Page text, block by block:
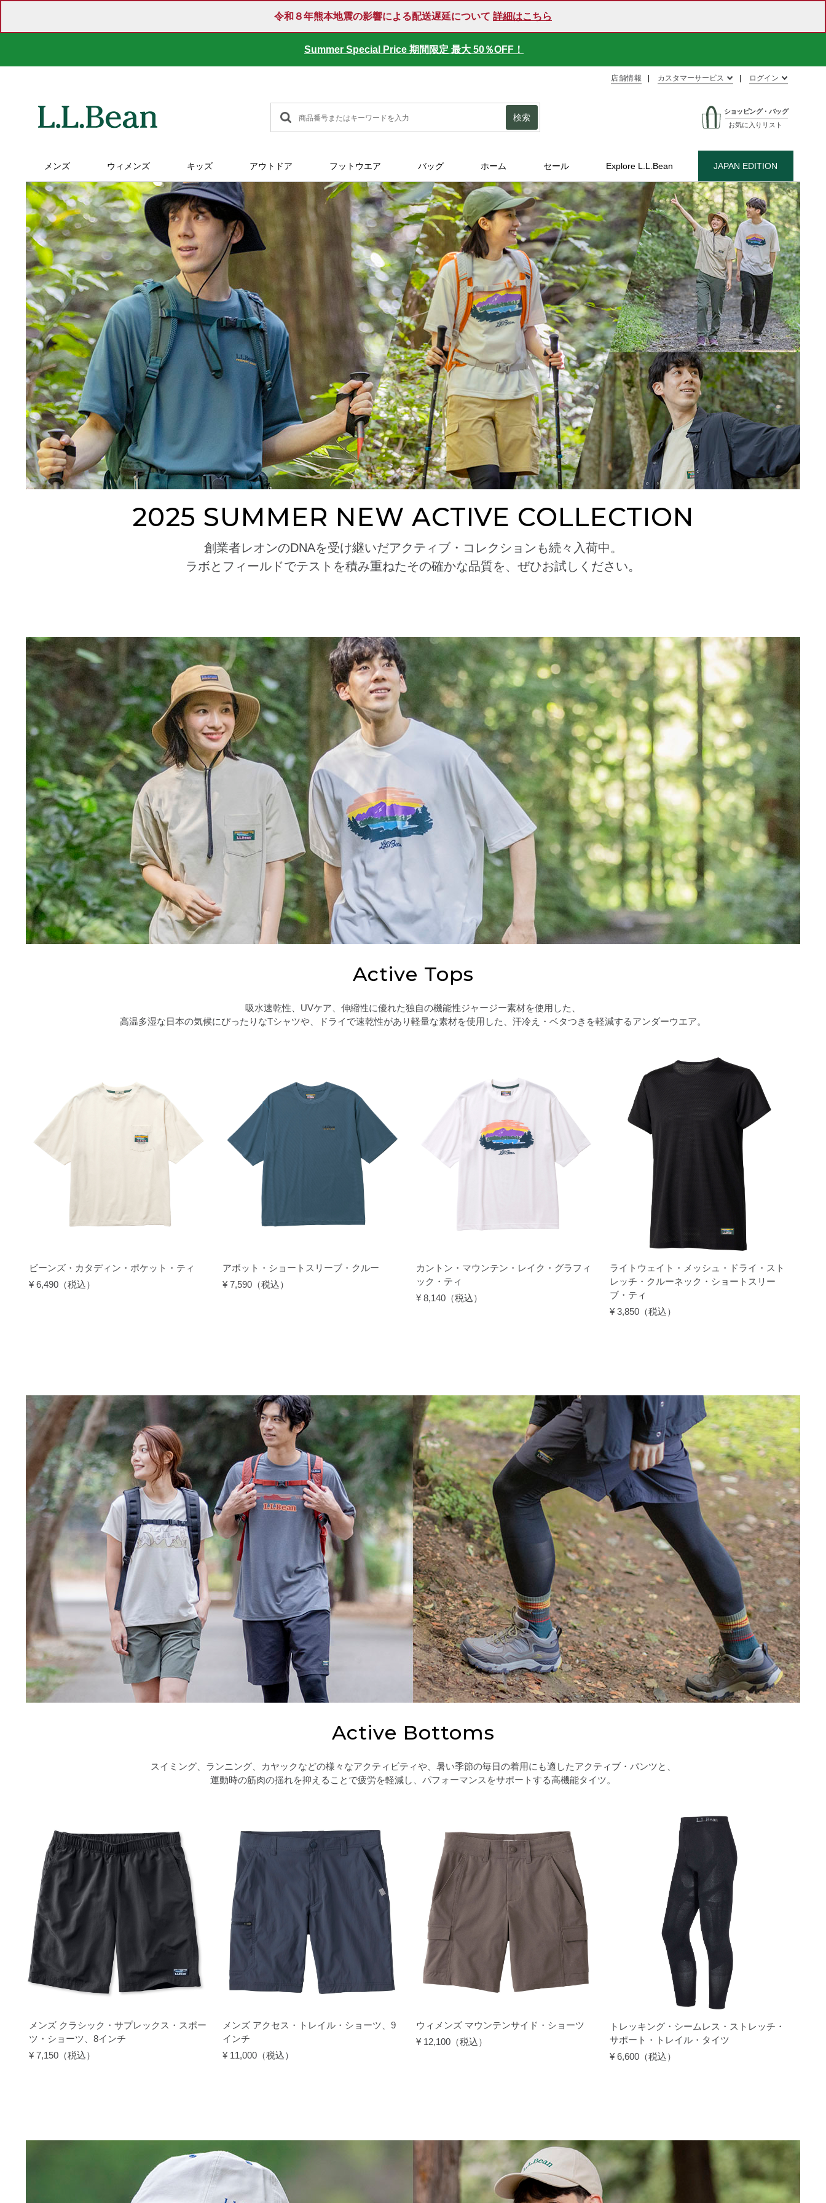
令和８年熊本地震の影響による配送遅延について 詳細はこちら
Summer Special Price 期間限定 最大 50％OFF！
店舗情報 カスタマーサービス ログイン
検索
ショッピング・バッグ
お気に入りリスト
メンズ ウィメンズ キッズ アウトドア フットウエア バッグ ホーム セール Explore L.L.Bean JAPAN EDITION
2025 SUMMER NEW ACTIVE COLLECTION
創業者レオンのDNAを受け継いだアクティブ・コレクションも続々入荷中。
ラボとフィールドでテストを積み重ねたその確かな品質を、ぜひお試しください。
Active Tops
吸水速乾性、UVケア、伸縮性に優れた独自の機能性ジャージー素材を使用した、
高温多湿な日本の気候にぴったりなTシャツや、ドライで速乾性があり軽量な素材を使用した、汗冷え・ベタつきを軽減するアンダーウエア。
ビーンズ・カタディン・ポケット・ティ
¥ 6,490（税込）
アボット・ショートスリーブ・クルー
¥ 7,590（税込）
カントン・マウンテン・レイク・グラフィ
ック・ティ
¥ 8,140（税込）
ライトウェイト・メッシュ・ドライ・スト
レッチ・クルーネック・ショートスリー
ブ・ティ
¥ 3,850（税込）
Active Bottoms
スイミング、ランニング、カヤックなどの様々なアクティビティや、暑い季節の毎日の着用にも適したアクティブ・パンツと、
運動時の筋肉の揺れを抑えることで疲労を軽減し、パフォーマンスをサポートする高機能タイツ。
メンズ クラシック・サプレックス・スポー
ツ・ショーツ、8インチ
¥ 7,150（税込）
メンズ アクセス・トレイル・ショーツ、9
インチ
¥ 11,000（税込）
ウィメンズ マウンテンサイド・ショーツ
¥ 12,100（税込）
トレッキング・シームレス・ストレッチ・
サポート・トレイル・タイツ
¥ 6,600（税込）